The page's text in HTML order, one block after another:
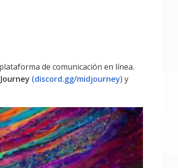
de comunicación en línea.
(discord.gg/midjourney) y